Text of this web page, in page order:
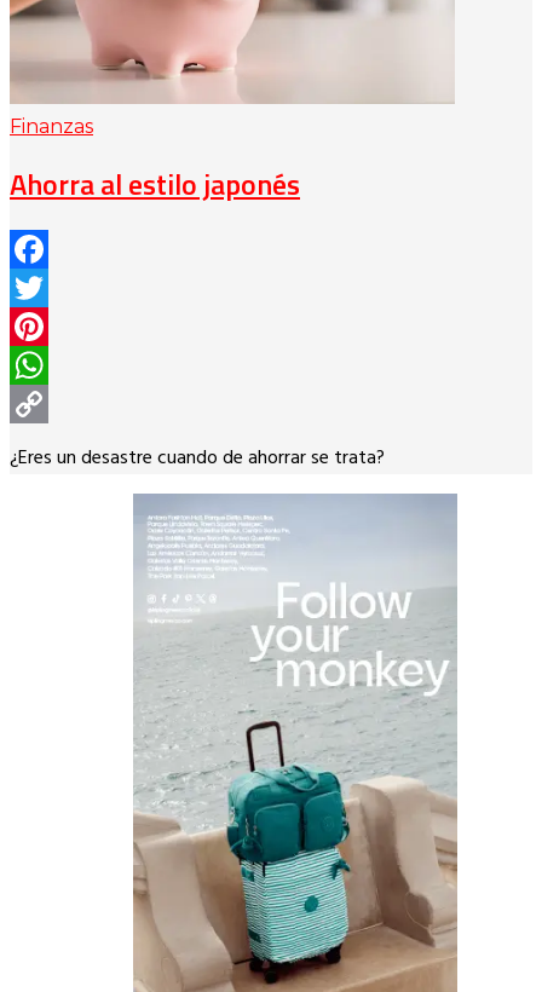
Finanzas
Ahorra al estilo japonés
Facebook
Twitter
Pinterest
WhatsApp
Copy
¿Eres un desastre cuando de ahorrar se trata?